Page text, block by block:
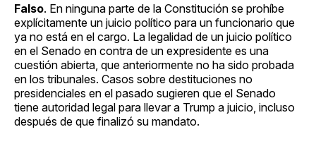
Falso. En ninguna parte de la Constitución se prohíbe
explícitamente un juicio político para un funcionario que
ya no está en el cargo. La legalidad de un juicio político
en el Senado en contra de un expresidente es una
cuestión abierta, que anteriormente no ha sido probada
en los tribunales. Casos sobre destituciones no
presidenciales en el pasado sugieren que el Senado
tiene autoridad legal para llevar a Trump a juicio, incluso
después de que finalizó su mandato.